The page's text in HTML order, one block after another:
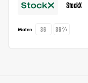
StockX
Maten 36 36⅔